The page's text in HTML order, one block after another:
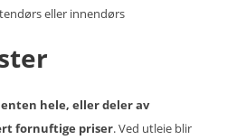
eller innendørs
hele, eller deler av
fornuftige priser. Ved utleie blir